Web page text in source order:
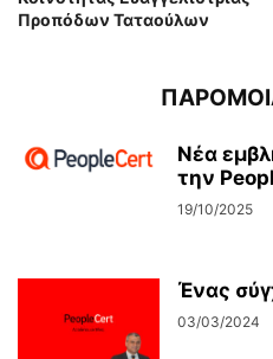
Προπόδων Ταταούλων
Νέα
την
19/10/2025
Ένας
03/03/2024